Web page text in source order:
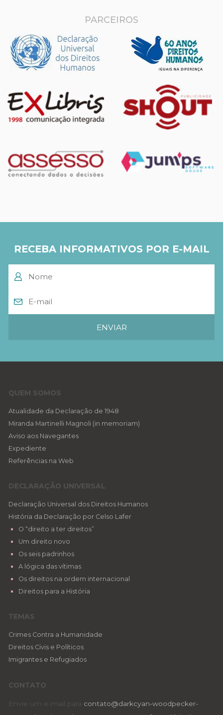
PARCEIROS
RECEBA INFORMATIVOS POR E-MAIL
QUEM SOMOS
Atualidade da Declaração de 1948
Miranda Martinelli Magnoli (in memoriam)
Aviso aos Navegantes
Expediente
Referências na Web
DECLARAÇÃO UNIVERSAL
Declaração Universal dos Direitos Humanos
História da Declaração por Celso Lafer
O “direito a ter direitos”
Um direito novo
Os seis padrinhos
A lógica das vítimas
Os direitos na ordem internacional
Direitos para a História
TEMAS
Crimes Contra a Humanidade
Direitos Civis e Políticos
Imigrantes e Refugiados
CONTATO
Envie um e-mail para contato@darkcyan-woodpecker-